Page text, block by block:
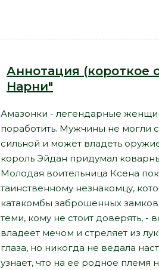
Аннотация (короткое
Нарни"
Амазонки - легендарные
поработить. Мужчины не могли
сильной и может владеть
король Эйдан придумал
Молодая воительница Ксена
таинственному незнакомцу,
катакомбы заброшенных
теми, кому не стоит доверять, -
владеет мечом и стреляет из
глаза, но никогда не ведала
узнает, что на ее родное племя